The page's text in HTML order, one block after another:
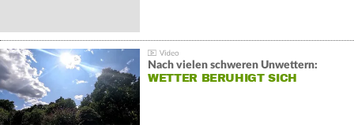
Nach vielen schweren Unwettern:
WETTER BERUHIGT SICH